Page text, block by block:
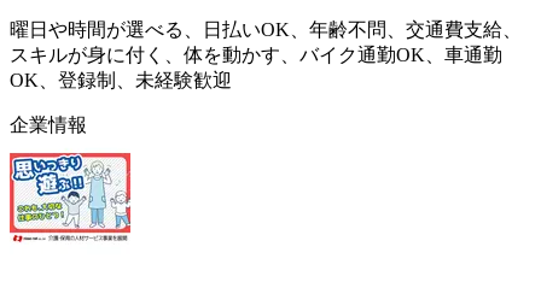
曜日や時間が選べる、日払いOK、年齢不問、交通費支給、
スキルが身に付く、体を動かす、バイク通勤OK、車通勤
OK、登録制、未経験歓迎
企業情報